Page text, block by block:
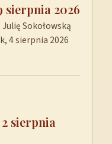
sierpnia 2026
Sokołowską
4 sierpnia 2026
sierpnia